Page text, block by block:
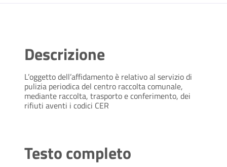
Descrizione
L’oggetto dell’affidamento è relativo al servizio di
pulizia periodica del centro raccolta comunale,
mediante raccolta, trasporto e conferimento, dei
rifiuti aventi i codici CER
Testo completo